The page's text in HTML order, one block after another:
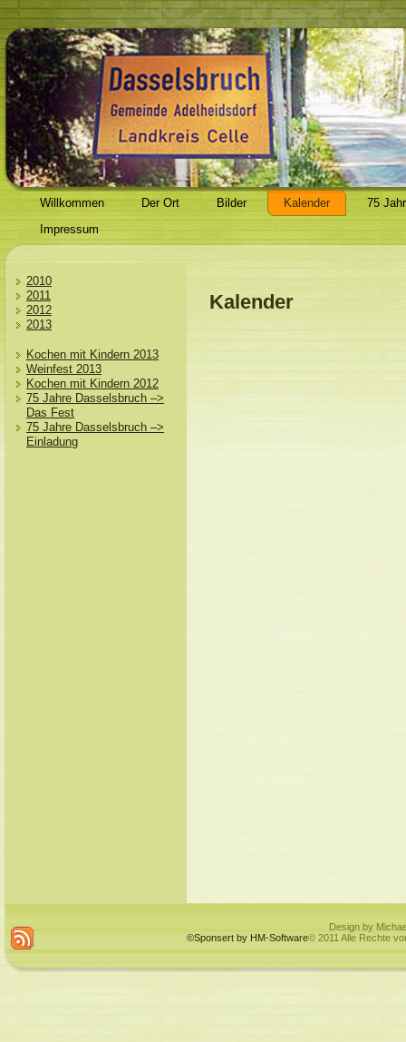
Willkommen Der Ort Bilder Kalender
75
Impressum
2010
2011
2012
2013
Kochen mit Kindern 2013
Weinfest 2013
Kochen mit Kindern 2012
75 Jahre Dasselsbruch –>
Das Fest
75 Jahre Dasselsbruch –>
Einladung
Kalender
Design by
©Sponsert by HM-Software© 2011 Alle Rechte